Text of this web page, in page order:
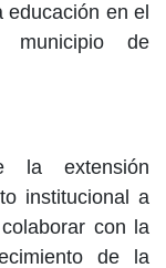
en el
municipio de
la extensión
institucional a
con la
de la